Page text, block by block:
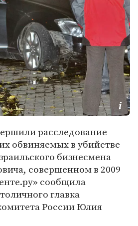
расследование
обвиняемых в убийстве
бизнесмена
совершенном в 2009
сообщила
главка
России Юлия